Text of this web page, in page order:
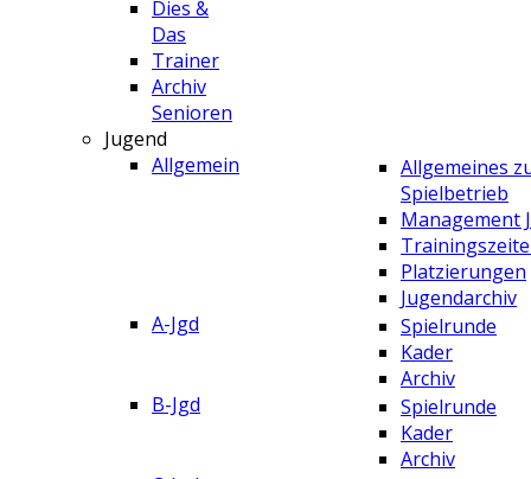
Dies &
Das
Trainer
Archiv
Senioren
Jugend
Allgemein
Allgemeines
Spielbetrieb
Management
Platzierungen
Jugendarchiv
A-Jgd
Spielrunde
Kader
Archiv
B-Jgd
Spielrunde
Kader
Archiv